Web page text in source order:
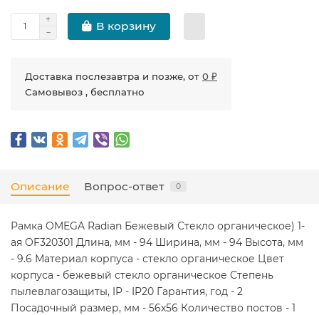
В корзину
Доставка послезавтра и позже, от 0 ₽
Самовывоз , бесплатно
Описание Вопрос-ответ 0
Рамка OMEGA Radian Бежевый Стекло органическое) 1-
ая OF320301 Длина, мм - 94 Ширина, мм - 94 Высота, мм
- 9.6 Материал корпуса - стекло органическое Цвет
корпуса - бежевый стекло органическое Степень
пылевлагозащиты, IP - IP20 Гарантия, год - 2
Посадочный размер, мм - 56x56 Количество постов - 1